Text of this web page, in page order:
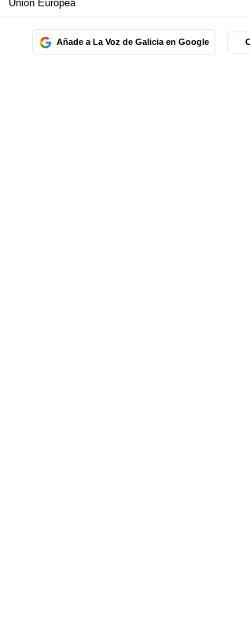
Unión Europea
Añade a La Voz de Galicia en Google